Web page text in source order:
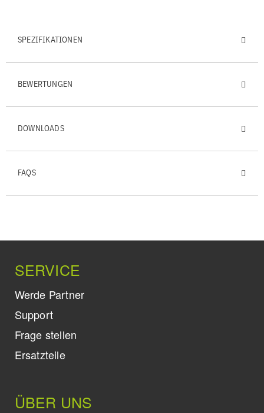
SPEZIFIKATIONEN
BEWERTUNGEN
DOWNLOADS
FAQS
SERVICE
Werde Partner
Support
Frage stellen
Ersatzteile
ÜBER UNS